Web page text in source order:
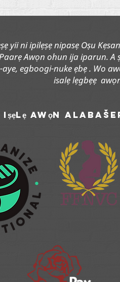
yii ni ipilẹṣẹ nipasẹ Oṣu
Awọn ohun ija iparun.
egboogi-nuke ẹbẹ. Wo
isalẹ lẹgbẹẹ
awọn